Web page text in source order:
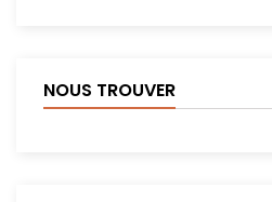
NOUS TROUVER